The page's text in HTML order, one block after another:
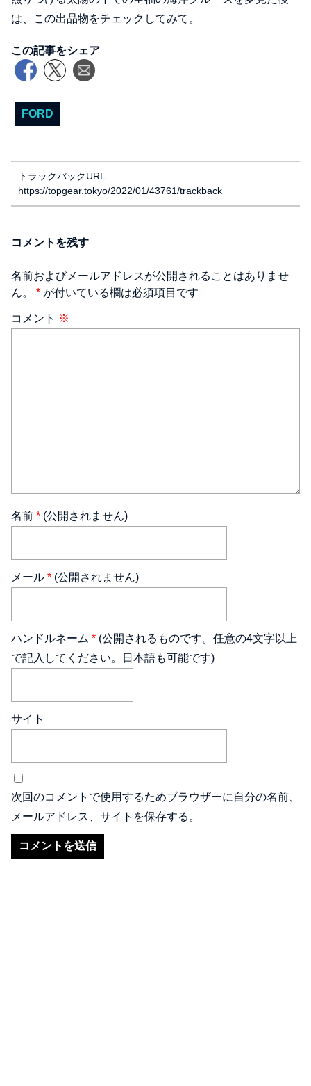
は、この出品物をチェックしてみて。
この記事をシェア
FORD
トラックバックURL:
https://topgear.tokyo/2022/01/43761/trackback
コメントを残す
名前およびメールアドレスが公開されることはありませ
ん。 * が付いている欄は必須項目です
コメント ※
名前 * (公開されません)
メール * (公開されません)
ハンドルネーム * (公開されるものです。任意の4文字以上
で記入してください。日本語も可能です)
サイト
次回のコメントで使用するためブラウザーに自分の名前、
メールアドレス、サイトを保存する。